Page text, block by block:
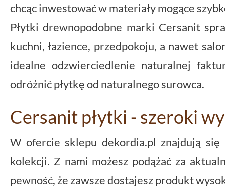
chcąc inwestować w materiały mogące
Płytki drewnopodobne marki Cersanit
kuchni, łazience, przedpokoju, a nawet
idealne odzwierciedlenie naturalnej
odróżnić płytkę od naturalnego surowca.
Cersanit płytki - szeroki
W ofercie sklepu dekordia.pl znajdują się
kolekcji. Z nami możesz podążać za
pewność, że zawsze dostajesz produkt